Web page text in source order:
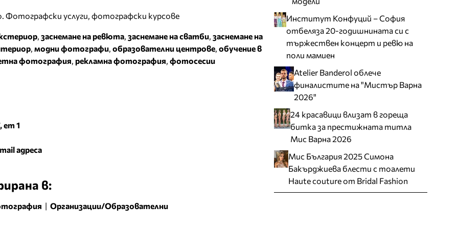
услуги, фотографски курсове
заснемане на ревюта заснемане на сватби заснемане на
модни фотографи образователни центрове обучение в
фотография рекламна фотография фотосесии
ет 1
адреса
в:
| Организации/Образователни
Институт Конфуций – София
отбеляза 20-годишнината си с
тържествен концерт и ревю на
поли мамиен
Atelier Banderol облече
финалистите на "Мистър Варна
2026"
24 красавици влизат в гореща
битка за престижната титла
Мис Варна 2026
Мис България 2025 Симона
Бакърджиева блести с тоалети
Haute couture от Bridal Fashion